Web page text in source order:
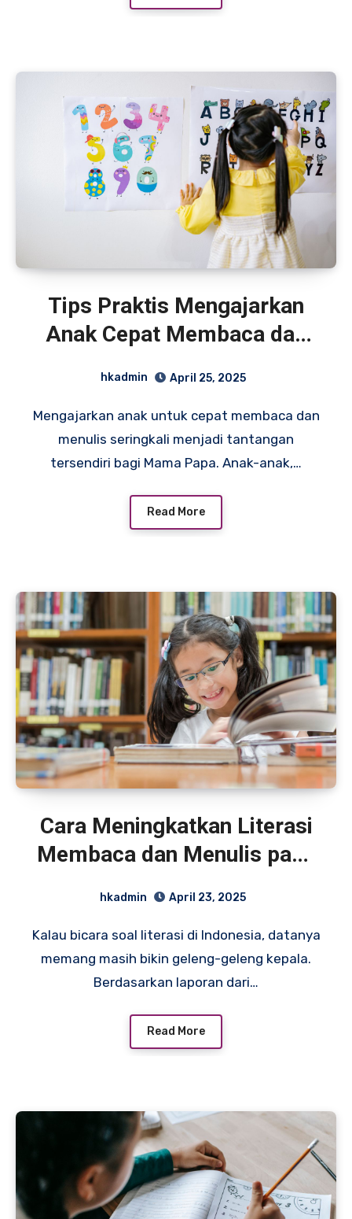
Tips Praktis Mengajarkan
Anak Cepat Membaca dan
hkadmin April 25, 2025
Mengajarkan anak untuk cepat membaca dan
menulis seringkali menjadi tantangan
tersendiri bagi Mama Papa. Anak-anak,…
Read More
Cara Meningkatkan Literasi
Membaca dan Menulis pada
hkadmin April 23, 2025
Kalau bicara soal literasi di Indonesia, datanya
memang masih bikin geleng-geleng kepala.
Berdasarkan laporan dari…
Read More